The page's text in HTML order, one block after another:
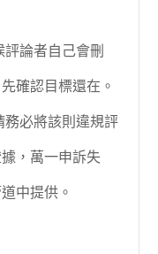
評論者自己會刪
確認目標還在。
必將該則違規評
，萬一申訴失
中提供。